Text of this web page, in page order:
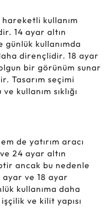
kullanım
14 ayar altın
günlük kullanımda
dirençlidir. 18 ayar
bir görünüm sunar
Tasarım seçimi
kullanım sıklığı
de yatırım aracı
24 ayar altın
ancak bu nedenle
ayar ve 18 ayar
kullanıma daha
ve kilit yapısı